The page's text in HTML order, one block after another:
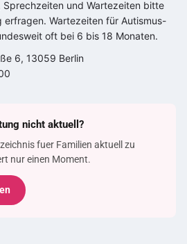
und Wartezeiten bitte
Wartezeiten für Autismus-
oft bei 6 bis 18 Monaten.
6, 13059 Berlin
nicht aktuell?
fuer Familien aktuell zu
nur einen Moment.